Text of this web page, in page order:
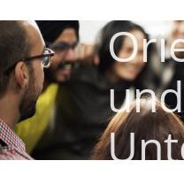
und